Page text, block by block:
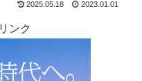
2025.05.18 2023.01.01
ンク